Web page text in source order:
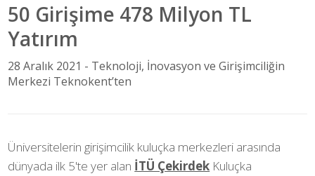
50 Girişime 478 Milyon TL
Yatırım
28 Aralık 2021 - Teknoloji, İnovasyon ve Girişimciliğin
Merkezi Teknokent’ten
Üniversitelerin girişimcilik kuluçka merkezleri arasında
dünyada ilk 5'te yer alan İTÜ Çekirdek Kuluçka